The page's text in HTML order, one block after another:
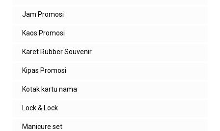
Jam Promosi
Kaos Promosi
Karet Rubber Souvenir
Kipas Promosi
Kotak kartu nama
Lock & Lock
Manicure set